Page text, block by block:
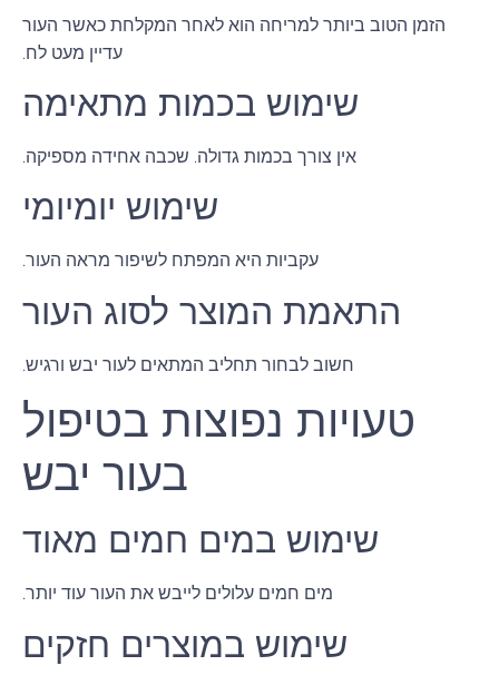
הזמן הטוב ביותר למריחה הוא לאחר המקלחת כאשר העור
עדיין מעט לח.
שימוש בכמות מתאימה
אין צורך בכמות גדולה. שכבה אחידה מספיקה.
שימוש יומיומי
עקביות היא המפתח לשיפור מראה העור.
התאמת המוצר לסוג העור
חשוב לבחור תחליב המתאים לעור יבש ורגיש.
טעויות נפוצות בטיפול
בעור יבש
שימוש במים חמים מאוד
מים חמים עלולים לייבש את העור עוד יותר.
שימוש במוצרים חזקים